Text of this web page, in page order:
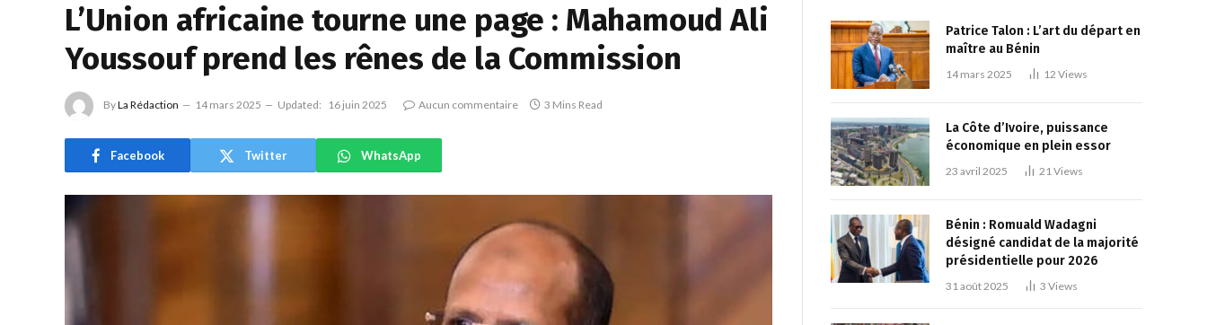
L’Union africaine tourne une page : Mahamoud Ali
Youssouf prend les rênes de la Commission
ByLa Rédaction 14 mars 2025 Updated: 16 juin 2025 Aucun commentaire 3 Mins Read
Facebook Twitter WhatsApp
Patrice Talon : L’art du départ en
maître au Bénin
14 mars 2025 12 Views
La Côte d’Ivoire, puissance
économique en plein essor
23 avril 2025 21Views
Bénin : Romuald Wadagni
désigné candidat de la majorité
présidentielle pour 2026
31 août 2025 3 Views